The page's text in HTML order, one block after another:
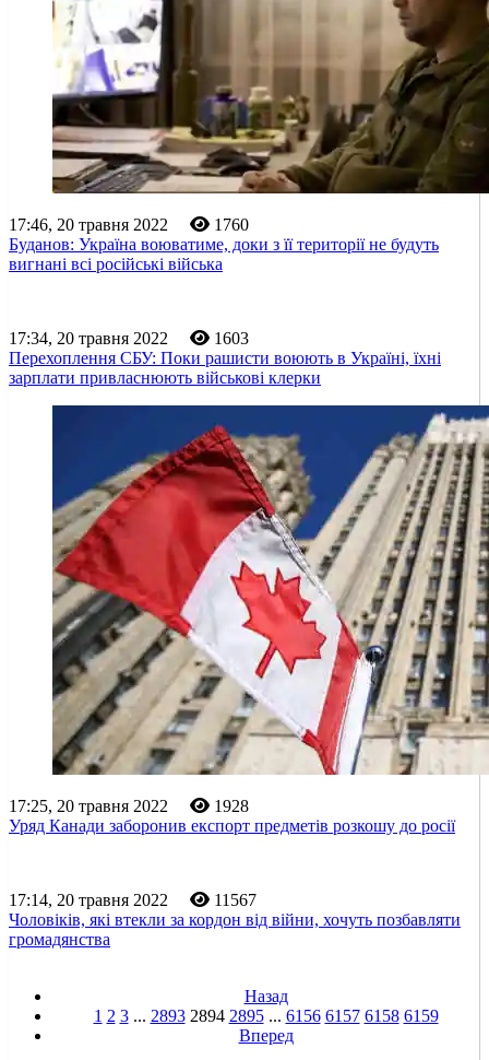
17:46, 20 травня 2022
1760
Буданов: Україна воюватиме, доки з її території не будуть
вигнані всі російські війська
17:34, 20 травня 2022
1603
Перехоплення СБУ: Поки рашисти воюють в Україні, їхні
зарплати привласнюють військові клерки
17:25, 20 травня 2022
1928
Уряд Канади заборонив експорт предметів розкошу до росії
17:14, 20 травня 2022
11567
Чоловіків, які втекли за кордон від війни, хочуть позбавляти
громадянства
Назад
1 2 3 ... 2893 2894 2895 ... 6156 6157 6158 6159
Вперед